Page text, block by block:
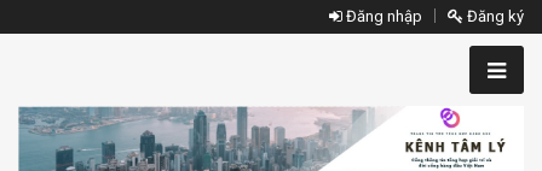
Đăng nhập Đăng ký